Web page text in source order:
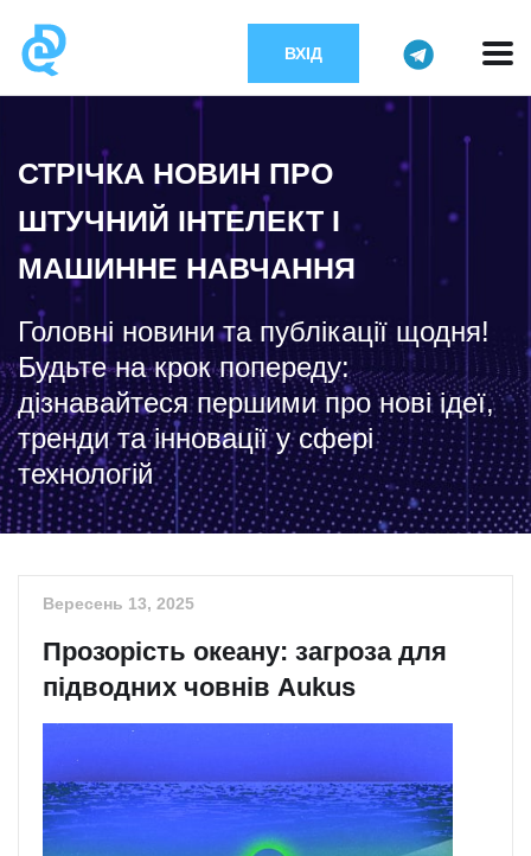
ВХІД
СТРІЧКА НОВИН ПРО
ШТУЧНИЙ ІНТЕЛЕКТ І
МАШИННЕ НАВЧАННЯ
Головні новини та публікації щодня!
Будьте на крок попереду:
дізнавайтеся першими про нові ідеї,
тренди та інновації у сфері
технологій
Вересень 13, 2025
Прозорість океану: загроза для
підводних човнів Aukus